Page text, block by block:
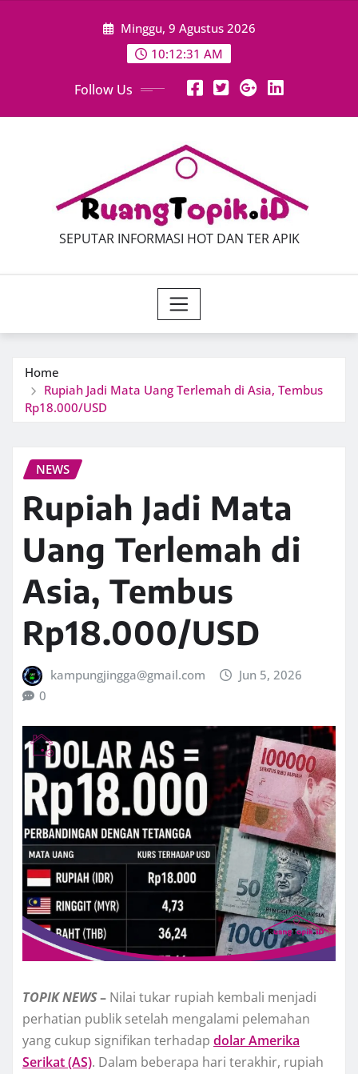
Minggu, 9 Agustus 2026
10:12:33 AM
Follow Us
SEPUTAR INFORMASI HOT DAN TER APIK
Home
Rupiah Jadi Mata Uang Terlemah di Asia, Tembus
Rp18.000/USD
NEWS
Rupiah Jadi Mata
Uang Terlemah di
Asia, Tembus
Rp18.000/USD
kampungjingga@gmail.com
Jun 5, 2026
0
TOPIKNEWS– Nilai tukar rupiah kembali menjadi
perhatian publik setelah mengalami pelemahan
yang cukup signifikan terhadap dolar Amerika
Serikat (AS). Dalam beberapa hari terakhir, rupiah